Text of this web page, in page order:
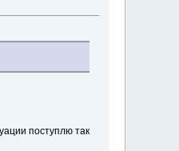
поступлю так